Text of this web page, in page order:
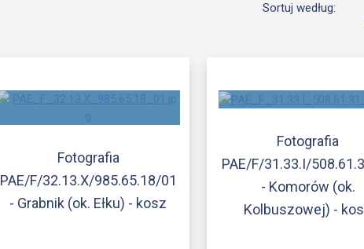
Sortuj według:
Fotografia
PAE/F/32.13.X/985.65.18/01
- Grabnik (ok. Ełku) - kosz
Fotografia
PAE/F/31.33.I/
- Komorów (ok.
Kolbuszowej) -